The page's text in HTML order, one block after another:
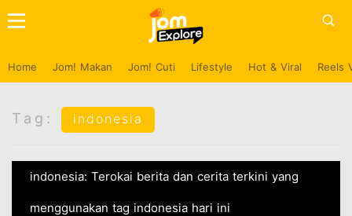
Home Jom! Makan Jom! Cuti Lifestyle Hot & Viral Reels
Tag: indonesia
indonesia: Terokai berita dan cerita terkini yang
menggunakan tag indonesia hari ini